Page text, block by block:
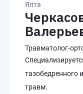
Ялта
Травматолог-
тазобедренного
травм.